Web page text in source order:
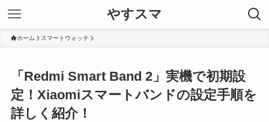
やすスマ
ホーム スマートウォッチ
「Redmi Smart Band 2」実機で初期設
定！Xiaomiスマートバンドの設定手順を
詳しく紹介！